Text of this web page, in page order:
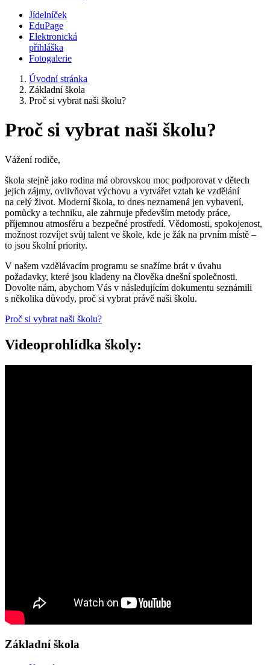
Jídelníček
EduPage
Elektronická
přihláška
Fotogalerie
Úvodní stránka
Základní škola
Proč si vybrat naši školu?
Proč si vybrat naši školu?
Vážení rodiče,
škola stejně jako rodina má obrovskou moc podporovat v dětech
jejich zájmy, ovlivňovat výchovu a vytvářet vztah ke vzdělání
na celý život. Moderní škola, to dnes neznamená jen vybavení,
pomůcky a techniku, ale zahrnuje především metody práce,
příjemnou atmosféru a bezpečné prostředí. Vědomosti, spokojenost,
možnost rozvíjet svůj talent ve škole, kde je žák na prvním místě –
to jsou školní priority.
V našem vzdělávacím programu se snažíme brát v úvahu
požadavky, které jsou kladeny na člověka dnešní společnosti.
Dovolte nám, abychom Vás v následujícím dokumentu seznámili
s několika důvody, proč si vybrat právě naši školu.
Proč si vybrat naši školu?
Videoprohlídka školy:
Základní škola